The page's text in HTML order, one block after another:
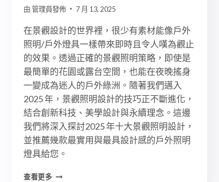
由 管理員發佈 7 月 13, 2025
在景觀設計的世界裡，很少有素材能像戶外
照明/戶外燈具一樣帶來即時且令人嘆為觀止
的效果。透過正確的景觀照明策略，即使是
最簡單的花園或露台空間，也能在夜晚搖身
一變成為迷人的戶外綠洲。隨著我們邁入
2025 年，景觀照明設計的技巧正不斷進化，
結合創新科技、美學設計與永續理念。這邊
我們將深入探討2025 年十大景觀照明設計，
並推薦幾款最實用與最具設計感的戶外照明
燈具給您。
查看更多10